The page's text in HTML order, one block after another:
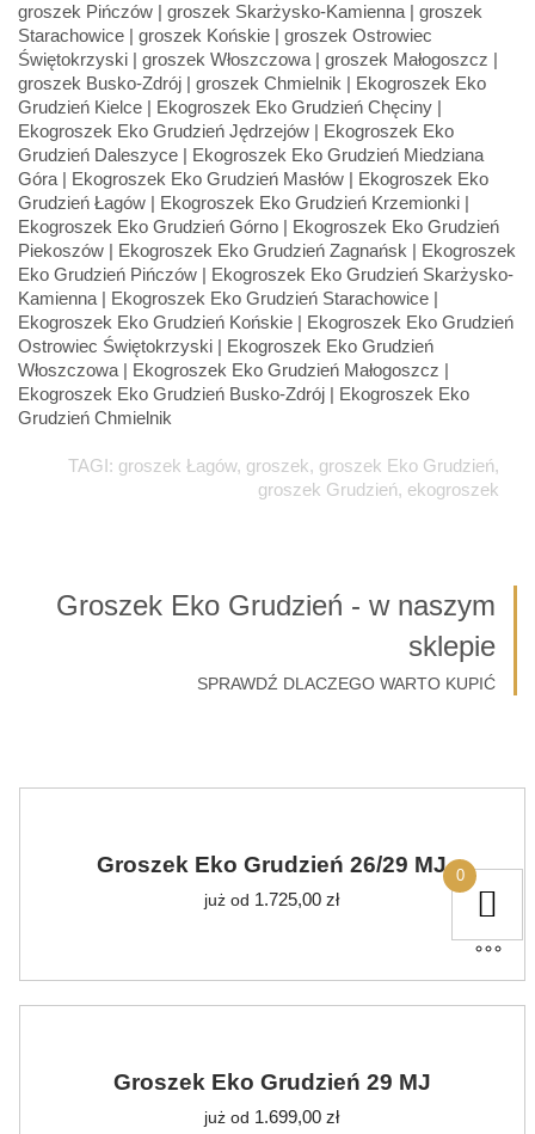
TAGI: groszek Łagów, groszek, groszek Eko Grudzień,
groszek Grudzień, ekogroszek
Groszek Eko Grudzień - w naszym
sklepie
SPRAWDŹ DLACZEGO WARTO KUPIĆ
Groszek Eko Grudzień 26/29 MJ
już od 1.725,00zł
Groszek Eko Grudzień 29 MJ
już od 1.699,00zł
0